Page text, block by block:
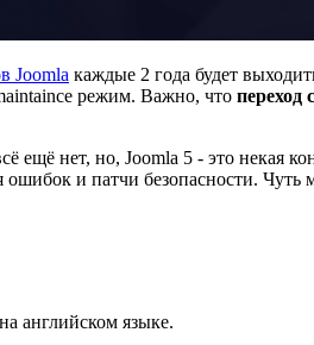
Joomla каждые 2 года будет
режим. Важно, что переход
нет, но, Joomla 5 - это некая
и патчи безопасности.
на английском языке.